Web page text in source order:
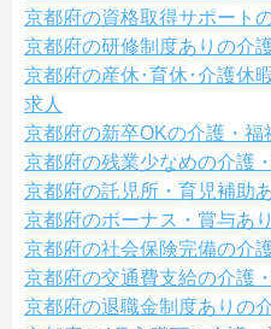
京都府の資格取得サポート
京都府の研修制度ありの介
京都府の産休･育休･介護休
求人
京都府の新卒OKの介護・福
京都府の残業少なめの介護
京都府の託児所・育児補助
京都府のボーナス・賞与あ
京都府の社会保険完備の介
京都府の交通費支給の介護
京都府の退職金制度ありの